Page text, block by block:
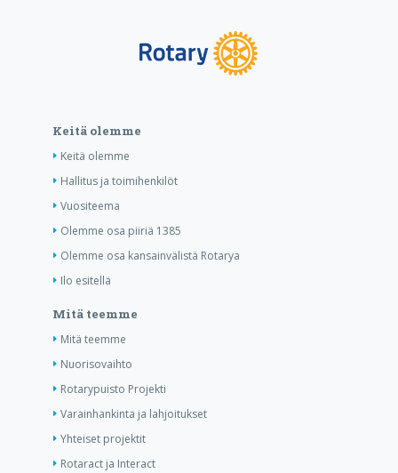
Keitä olemme
Keitä olemme
Hallitus ja toimihenkilöt
Vuositeema
Olemme osa piiriä 1385
Olemme osa kansainvälistä Rotarya
Ilo esitellä
Mitä teemme
Mitä teemme
Nuorisovaihto
Rotarypuisto Projekti
Varainhankinta ja lahjoitukset
Yhteiset projektit
Rotaract ja Interact